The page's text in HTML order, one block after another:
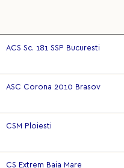
ACS Sc. 181 SSP Bucuresti
ASC Corona 2010 Brasov
CSM Ploiesti
CS Extrem Baia Mare